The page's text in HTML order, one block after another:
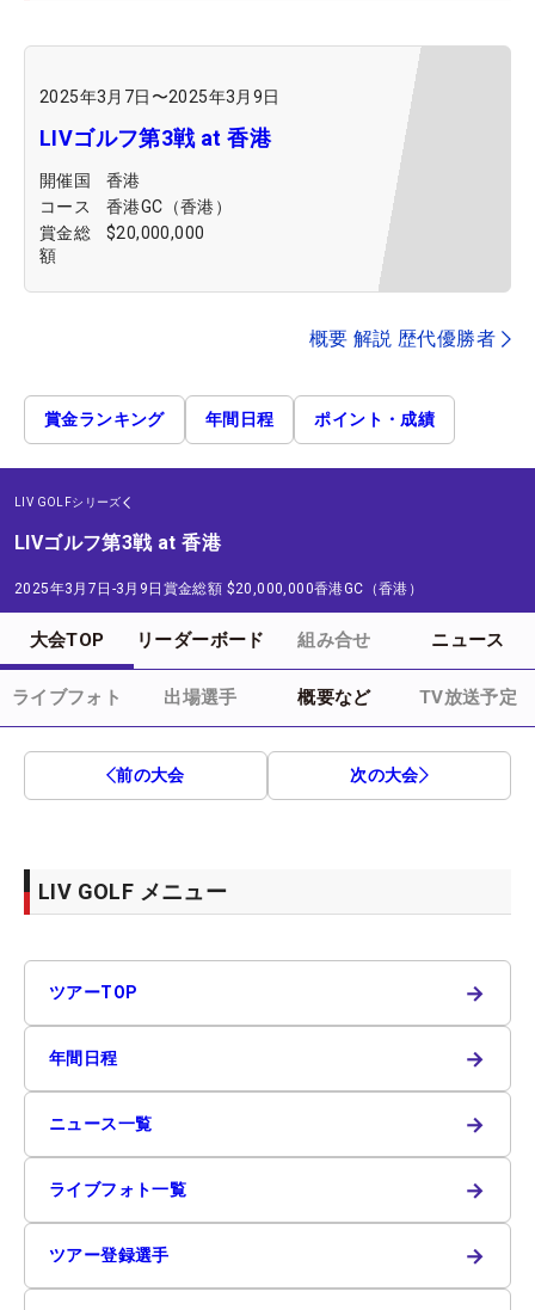
2025年3月7日 〜2025年3月9日
LIVゴルフ第3戦 at 香港
開催国
香港
コース
香港GC（香港）
賞金総
額
$20,000,000
概要 解説 歴代優勝者
賞金ランキング 年間日程 ポイント・成績
LIV GOLFシリーズ
LIVゴルフ第3戦 at 香港
2025年3月7日-3月9日 賞金総額 $20,000,000香港GC（香港）
大会TOP リーダーボード 組み合せ ニュース
ライブフォト 出場選手 概要など TV放送予定
前の大会 次の大会
LIV GOLF メニュー
ツアーTOP →
年間日程 →
ニュース一覧 →
ライブフォト一覧 →
ツアー登録選手 →